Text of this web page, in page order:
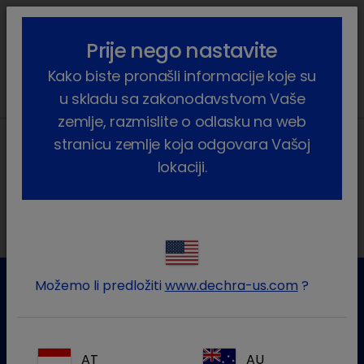
lock_outline search menu
2024
Za više informacija molim kontaktirajte našu Službu za
Prije nego nastavite
Kako biste pronašli informacije koje su
u skladu sa zakonodavstvom Vaše
zemlje, razmislite o odlasku na web
stranicu zemlje koja odgovara Vašoj
lokaciji.
Možemo li predložiti www.dechra-us.com ?
AT AU